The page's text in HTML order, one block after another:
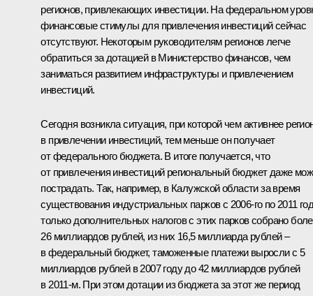
регионов, привлекающих инвестиции. На федеральном
финансовые стимулы для привлечения инвестиций сейчас
отсутствуют. Некоторым руководителям регионов легче
обратиться за дотацией в Министерство финансов, чем
заниматься развитием инфраструктуры и привлечением
инвестиций.
Сегодня возникла ситуация, при которой чем активнее
в привлечении инвестиций, тем меньше он получает
от федерального бюджета. В итоге получается, что
от привлечения инвестиций региональный бюджет даже
пострадать. Так, например, в Калужской области за время
существования индустриальных парков с 2006-го по 2011
только дополнительных налогов с этих парков собрано
26 миллиардов рублей, из них 16,5 миллиарда рублей –
в федеральный бюджет, таможенные платежи выросли с 5
миллиардов рублей в 2007 году до 42 миллиардов рублей
в 2011-м. При этом дотации из бюджета за этот же период